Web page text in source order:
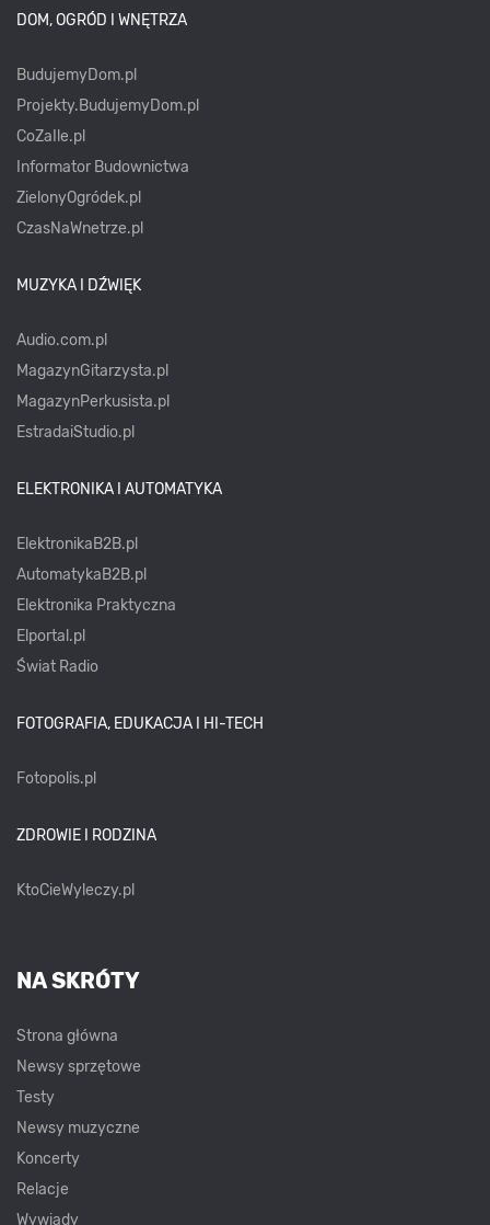
DOM, OGRÓD I WNĘTRZA
BudujemyDom.pl
Projekty.BudujemyDom.pl
CoZaIle.pl
Informator Budownictwa
ZielonyOgródek.pl
CzasNaWnetrze.pl
MUZYKA I DŹWIĘK
Audio.com.pl
MagazynGitarzysta.pl
MagazynPerkusista.pl
EstradaiStudio.pl
ELEKTRONIKA I AUTOMATYKA
ElektronikaB2B.pl
AutomatykaB2B.pl
Elektronika Praktyczna
Elportal.pl
Świat Radio
FOTOGRAFIA, EDUKACJA I HI-TECH
Fotopolis.pl
ZDROWIE I RODZINA
KtoCieWyleczy.pl
NA SKRÓTY
Strona główna
Newsy sprzętowe
Testy
Newsy muzyczne
Koncerty
Relacje
Wywiady